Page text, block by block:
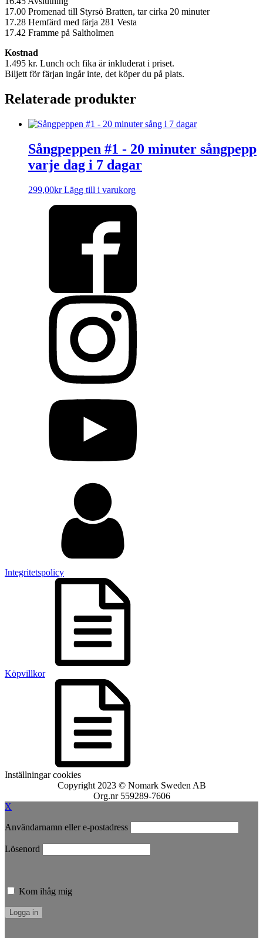
17.00 Promenad till Styrsö Bratten, tar cirka 20 minuter
17.28 Hemfärd med färja 281 Vesta
17.42 Framme på Saltholmen
Kostnad
1.495 kr. Lunch och fika är inkluderat i priset.
Biljett för färjan ingår inte, det köper du på plats.
Relaterade produkter
Sångpeppen #1 - 20 minuter sångpepp
varje dag i 7 dagar
299,00kr Lägg till i varukorg
Integritetspolicy
Köpvillkor
Inställningar cookies
Copyright 2023 © Nomark Sweden AB
Org.nr 559289-7606
X
Användarnamn eller e-postadress
Lösenord
Kom ihåg mig